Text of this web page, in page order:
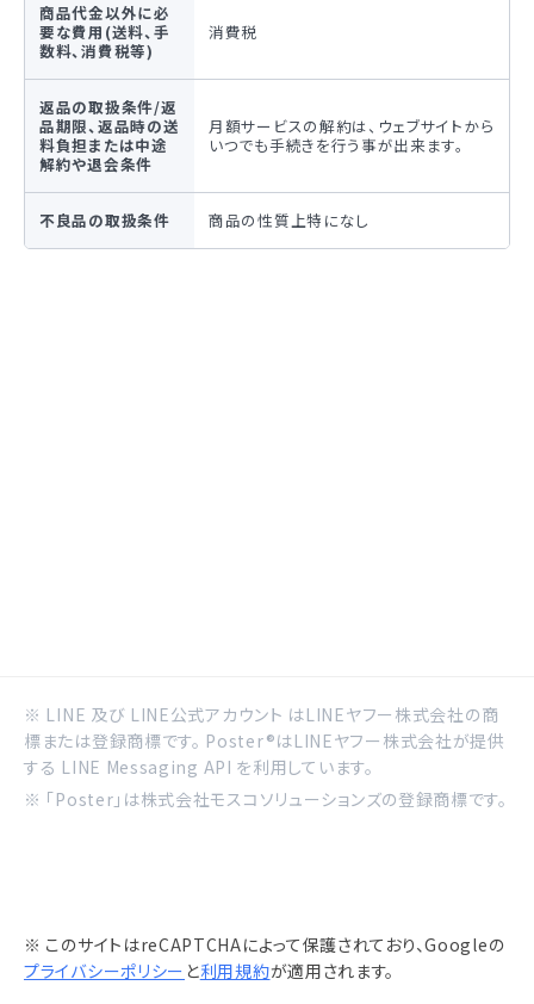
商品代金以外に必
要な費用(送料、手
数料、消費税等)
消費税
返品の取扱条件/返
品期限、返品時の送
料負担または中途
解約や退会条件
月額サービスの解約は、ウェブサイトから
いつでも手続きを行う事が出来ます。
不良品の取扱条件 商品の性質上特になし
※ LINE 及び LINE公式アカウント はLINEヤフー株式会社の商
標または登録商標です。 Poster®はLINEヤフー株式会社が提供
する LINE Messaging API を利用しています。
※ 「Poster」は株式会社モスコソリューションズの登録商標です。
※ このサイトはreCAPTCHAによって保護されており、Googleの
プライバシーポリシー と利用規約が適用されます。